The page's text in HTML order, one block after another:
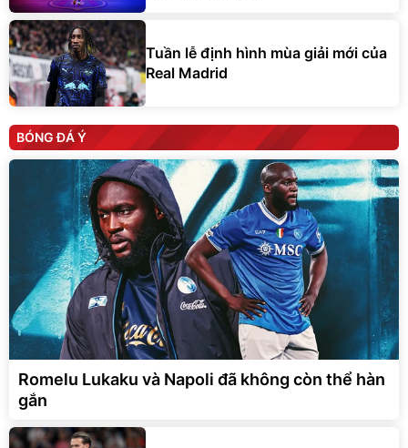
Tuần lễ định hình mùa giải mới của
Real Madrid
BÓNG ĐÁ Ý
Romelu Lukaku và Napoli đã không còn thể hàn
gắn